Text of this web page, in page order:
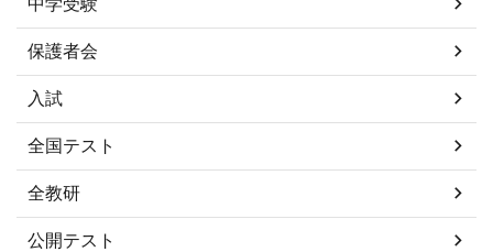
保護者会
入試
全国テスト
全教研
公開テスト